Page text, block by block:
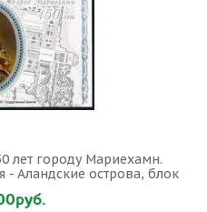
лет городу Мариехамн.
- Аландские острова, блок